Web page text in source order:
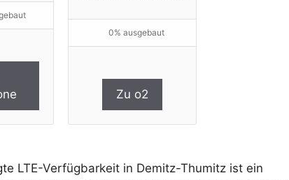
0% ausgebaut
Zu o2
LTE-Verfügbarkeit in Demitz-Thumitz ist ein